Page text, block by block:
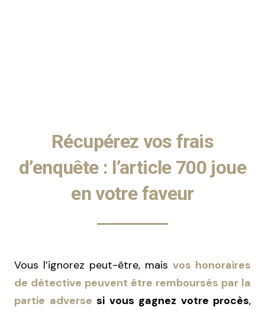
Récupérez vos frais
d’enquête : l’article 700 joue
en votre faveur
Vous l’ignorez peut-être, mais vos honoraires
de détective peuvent être remboursés par la
partie adverse si vous gagnez votre procès,